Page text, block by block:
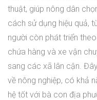
thuật, giúp nông dân
cách sử dụng hiệu quả,
người còn phát triển
chứa hàng và xe vận
sang các xã lân cận.
về nông nghiệp, có khả
hệ tốt với bà con địa